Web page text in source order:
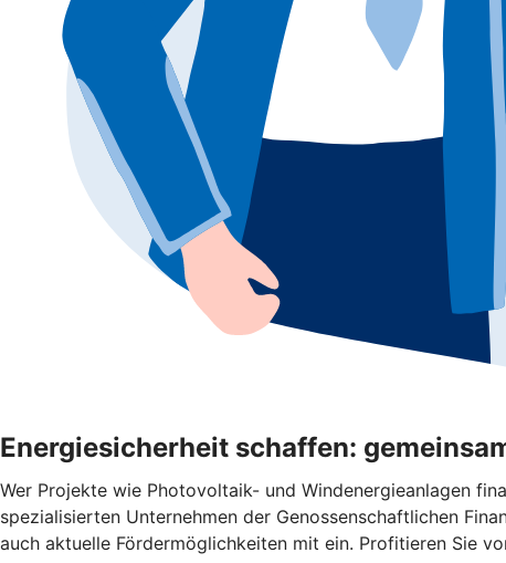
Energiesicherheit schaffen:
Wer Projekte wie Photovoltaik- und Windenergieanlagen
spezialisierten Unternehmen der Genossenschaftlichen
auch aktuelle Fördermöglichkeiten mit ein. Profitieren Sie